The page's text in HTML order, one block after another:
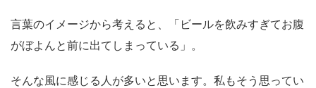
言葉のイメージから考えると、「ビールを飲みすぎてお腹
がぼよんと前に出てしまっている」。
そんな風に感じる人が多いと思います。私もそう思ってい